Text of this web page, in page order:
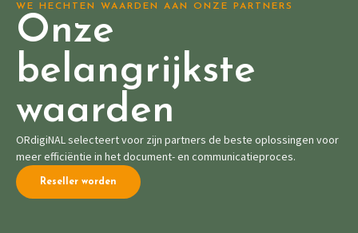
WE HECHTEN WAARDEN AAN ONZE PARTNERS
Onze
belangrijkste
waarden
ORdigiNAL selecteert voor zijn partners de beste oplossingen voor
meer efficiëntie in het document- en communicatieproces.
Reseller worden